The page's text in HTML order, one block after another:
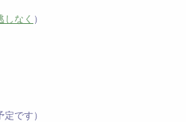
しなく ）
です）